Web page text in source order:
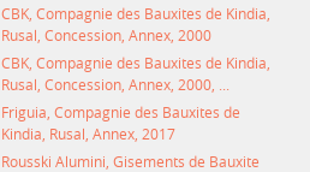
CBK, Compagnie des Bauxites de Kindia,
Rusal, Concession, Annex, 2000
CBK, Compagnie des Bauxites de Kindia,
Rusal, Concession, Annex, 2000, ...
Friguia, Compagnie des Bauxites de
Kindia, Rusal, Annex, 2017
Rousski Alumini, Gisements de Bauxite